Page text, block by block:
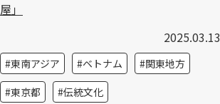
屋」
2025.03.13
東南アジア ベトナム
関東地方
東京都
伝統文化